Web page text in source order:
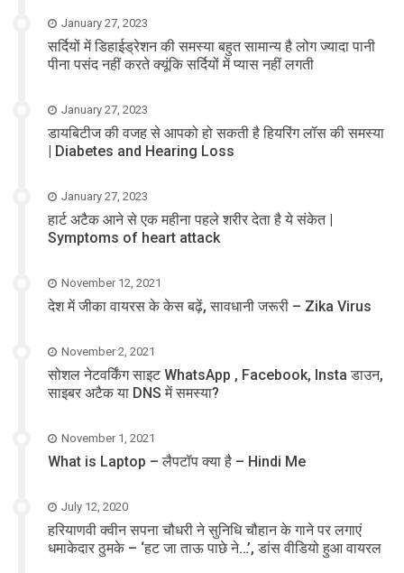
January 27, 2023
सर्दियों में डिहाईड्रेशन की समस्या बहुत सामान्य है लोग ज्यादा पानी
पीना पसंद नहीं करते क्यूंकि सर्दियों में प्यास नहीं लगती
January 27, 2023
डायबिटीज की वजह से आपको हो सकती है हियरिंग लॉस की समस्या
| Diabetes and Hearing Loss
January 27, 2023
हार्ट अटैक आने से एक महीना पहले शरीर देता है ये संकेत |
Symptoms of heart attack
November 12, 2021
देश में जीका वायरस के केस बढ़ें, सावधानी जरूरी – Zika Virus
November 2, 2021
सोशल नेटवर्किंग साइट WhatsApp , Facebook, Insta डाउन,
साइबर अटैक या DNS में समस्या?
November 1, 2021
What is Laptop – लैपटॉप क्या है – Hindi Me
July 12, 2020
हरियाणवी क्वीन सपना चौधरी ने सुनिधि चौहान के गाने पर लगाएं
धमाकेदार ठुमके – ‘हट जा ताऊ पाछे ने…’, डांस वीडियो हुआ वायरल